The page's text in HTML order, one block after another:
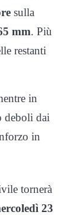
sulla
mm. Più
restanti
in
deboli dai
in
tornerà
23